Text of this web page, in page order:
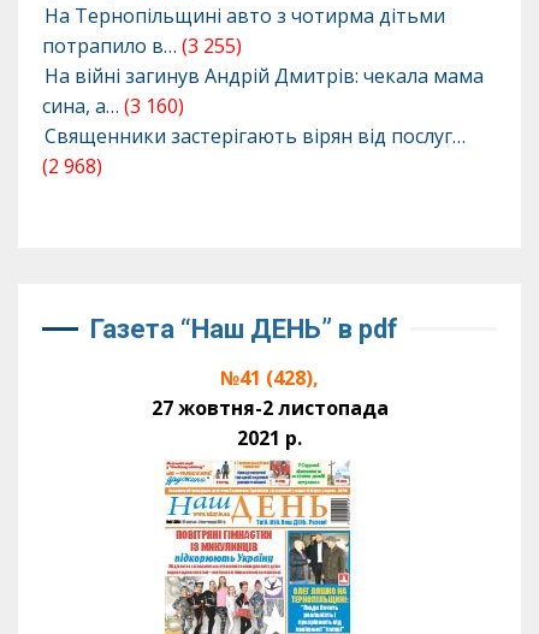
На Тернопільщині авто з чотирма дітьми
потрапило в… (3 255)
На війні загинув Андрій Дмитрів: чекала мама
сина, а… (3 160)
Священники застерігають вірян від послуг…
(2 968)
Газета “Наш ДЕНЬ” в pdf
№41 (428),
27 жовтня-2 листопада
2021 р.